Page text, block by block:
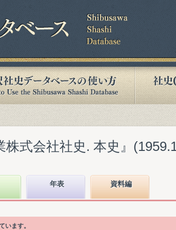
式会社社史. 本史』
年表 資料編
います。